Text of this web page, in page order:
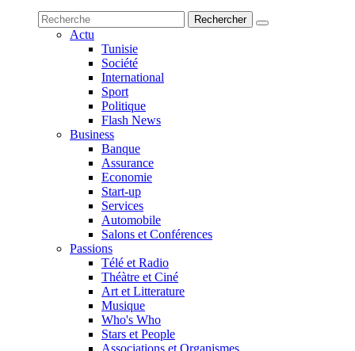
Actu
Tunisie
Société
International
Sport
Politique
Flash News
Business
Banque
Assurance
Economie
Start-up
Services
Automobile
Salons et Conférences
Passions
Télé et Radio
Théàtre et Ciné
Art et Litterature
Musique
Who's Who
Stars et People
Associations et Organismes